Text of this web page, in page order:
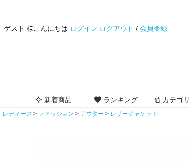
ゲスト 様こんにちは ログイン ログアウト / 会員登録
新着商品 ランキング カテゴリ
レディース ファッション アウター レザージャケット